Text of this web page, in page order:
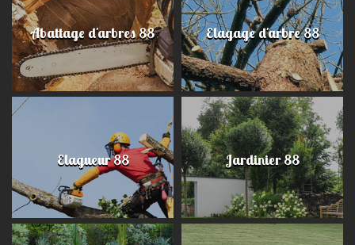
Abattage d'arbres 88 Elagage d'arbre 88
Elagueur 88 Jardinier 88